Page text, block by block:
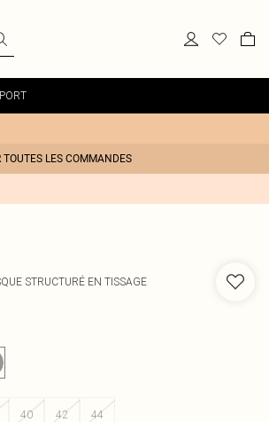
LES COMMANDES
STRUCTURÉ EN TISSAGE
40 42 44